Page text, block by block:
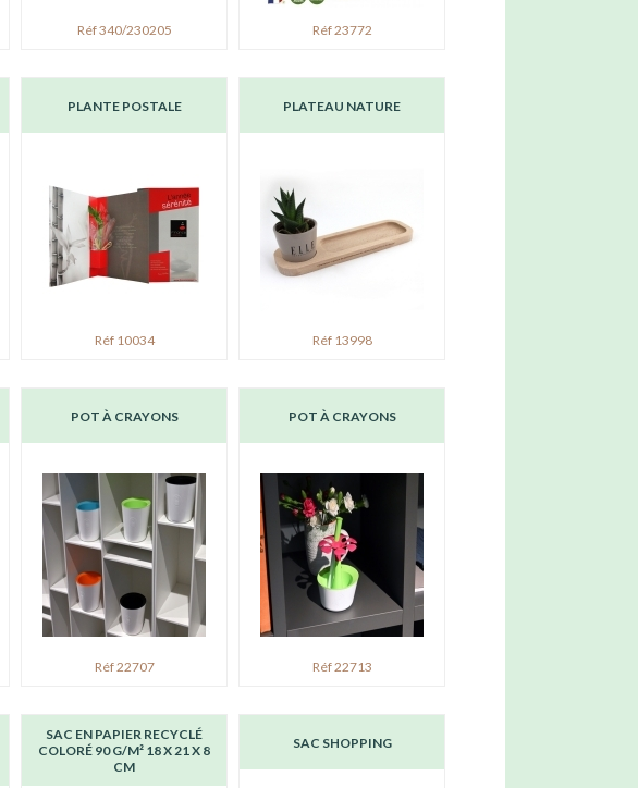
Réf 340/230205 Réf 23772
PLANTE POSTALE
Réf 10034
PLATEAU NATURE
Réf 13998
POT À CRAYONS
Réf 22707
POT À CRAYONS
Réf 22713
SAC EN PAPIER RECYCLÉ
COLORÉ 90 G/M² 18 X 21 X 8
CM
SAC SHOPPING